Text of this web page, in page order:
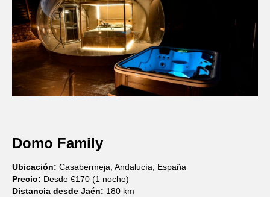
Domo Family
Ubicación: Casabermeja, Andalucía, España
Precio: Desde €170 (1 noche)
Distancia desde Jaén: 180 km